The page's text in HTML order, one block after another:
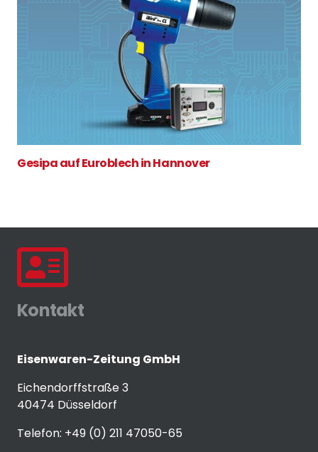
Gesipa auf Euroblech in Hannover
Kontakt
Eisenwaren-Zeitung GmbH
Eichendorffstraße 3
40474 Düsseldorf
Telefon: +49 (0) 211 47050-65